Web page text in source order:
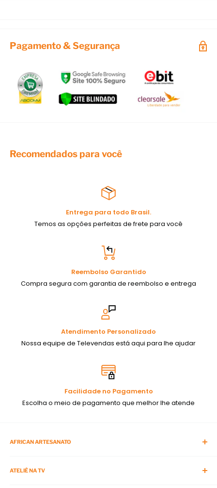
Composição:100% Algodão
Artesanato
trabalha com produtos originais e com os
melhores preços do mercado!
Pagamento & Segurança
Recomendados para você
Entrega para todo Brasil.
Temos as opções perfeitas de frete para você
Reembolso Garantido
Compra segura com garantia de reembolso e entrega
Atendimento Personalizado
Nossa equipe de Televendas está aqui para lhe ajudar
Facilidade no Pagamento
Escolha o meio de pagamento que melhor lhe atende
AFRICAN ARTESANATO
APP da African Artesanato
ATELIÊ NA TV